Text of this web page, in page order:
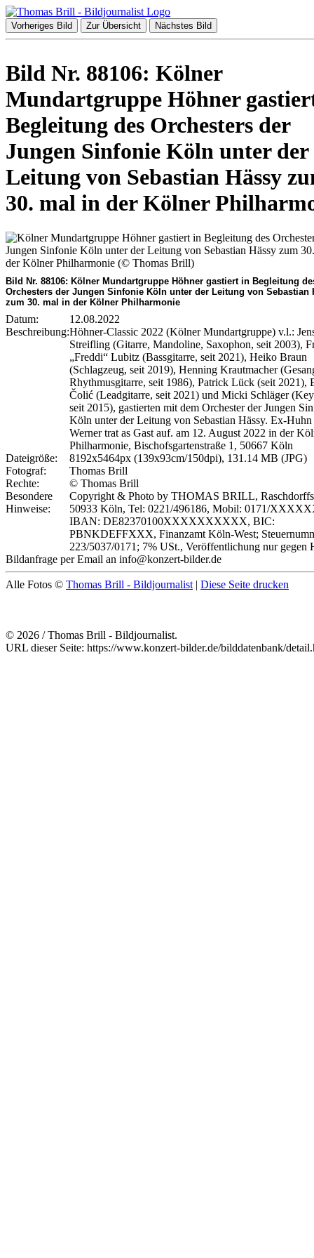
Vorheriges Bild Zur Übersicht Nächstes Bild
Bild Nr. 88106: Kölner
Mundartgruppe Höhner
Begleitung des Orchesters der
Jungen Sinfonie Köln unter der
Leitung von Sebastian Hässy
30. mal in der Kölner
Bild Nr. 88106: Kölner Mundartgruppe Höhner gastiert in Begleitung
Orchesters der Jungen Sinfonie Köln unter der Leitung von Sebastian
zum 30. mal in der Kölner Philharmonie
Datum:
12.08.2022
Beschreibung:Höhner-Classic 2022 (Kölner Mundartgruppe) v.l.:
Streifling (Gitarre, Mandoline, Saxophon, seit 2003),
„Freddi“ Lubitz (Bassgitarre, seit 2021), Heiko Braun
(Schlagzeug, seit 2019), Henning Krautmacher
Rhythmusgitarre, seit 1986), Patrick Lück (seit 2021),
Čolić (Leadgitarre, seit 2021) und Micki Schläger
seit 2015), gastierten mit dem Orchester der Jungen
Köln unter der Leitung von Sebastian Hässy. Ex-Huhn
Werner trat as Gast auf. am 12. August 2022 in der
Philharmonie, Bischofsgartenstraße 1, 50667 Köln
Dateigröße:
8192x5464px (139x93cm/150dpi), 131.14 MB (JPG)
Fotograf:
Thomas Brill
Rechte:
© Thomas Brill
Besondere
Hinweise:
Copyright & Photo by THOMAS BRILL,
50933 Köln, Tel: 0221/496186, Mobil: 0171/
IBAN: DE82370100XXXXXXXXXX, BIC:
PBNKDEFFXXX, Finanzamt Köln-West;
223/5037/0171; 7% USt., Veröffentlichung nur gegen
Bildanfrage per Email an info@konzert-bilder.de
Alle Fotos © Thomas Brill - Bildjournalist | Diese Seite drucken
© 2026 / Thomas Brill - Bildjournalist.
URL dieser Seite: https://www.konzert-bilder.de/bilddatenbank/